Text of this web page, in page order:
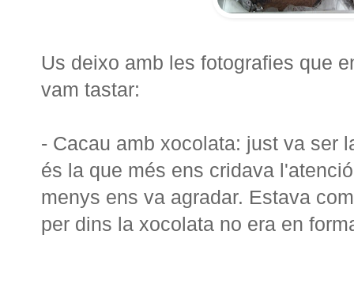
Us deixo amb les fotografies que
vam tastar:
- Cacau amb xocolata: just va ser
és la que més ens cridava
menys ens va agradar. Estava
per dins la xocolata no era en